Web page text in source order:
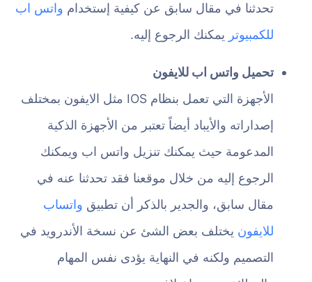
تحدثنا في مقال سابق عن كيفية إستخدام واتس اب
للكمبيوتر يمكنك الرجوع إليه.
تحميل واتس اب للايفون
الأجهزة التي تعمل بنظام IOS مثل الايفون بمختلف
إصداراته والأيباد أيضاً تعتبر من الأجهزة الذكية
المدعومة حيث يمكنك تنزيل واتس اب ويمكنك
الرجوع إليه من خلال موقعنا فقد تحدثنا عنه في
مقال سابق، والجدير بالذكر أن تطبيق واتساب
للايفون يختلف بعض الشئ عن نسخة الأندرويد في
التصميم ولكنه في النهاية يؤدى نفس المهام